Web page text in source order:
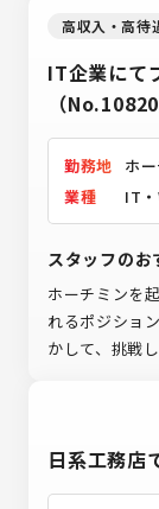
高収入・高待
IT企業にて
（No.10820
勤務地
ホ
業種
IT
スタッフのお
ホーチミンを
れるポジショ
かして、挑戦
日系工務店